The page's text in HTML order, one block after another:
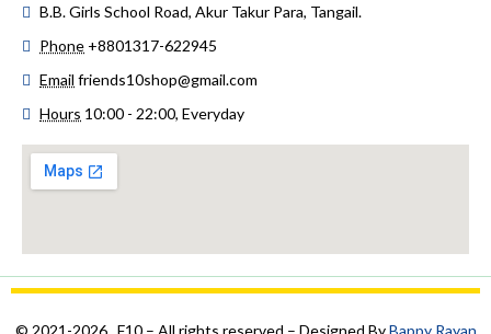
B.B. Girls School Road, Akur Takur Para, Tangail.
Phone +8801317-622945
Email friends10shop@gmail.com
Hours 10:00 - 22:00, Everyday
© 2021-2026 , F10 – All rights reserved – Designed ByBappy Rayan